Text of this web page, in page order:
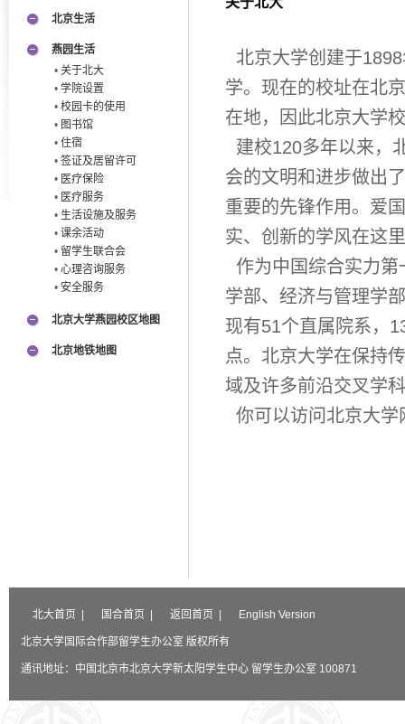
北京生活
燕园生活
• 关于北大
• 学院设置
• 校园卡的使用
• 图书馆
• 住宿
• 签证及居留许可
• 医疗保险
• 医疗服务
• 生活设施及服务
• 课余活动
• 留学生联合会
• 心理咨询服务
• 安全服务
北京大学燕园校区地图
北京地铁地图
北京大学创建于
学。现在的校址在北
在地，因此北京大学
建校120多年以来，
会的文明和进步做出
重要的先锋作用。爱
实、创新的学风在这
作为中国综合实力
学部、经济与管理学
现有51个直属院系，
点。北京大学在保持
域及许多前沿交叉学
你可以访问北京大
北大首页 国合首页 返回首页 English Version
北京大学国际合作部留学生办公室 版权所有
通讯地址：中国北京市北京大学新太阳学生中心 留学生办公室 100871